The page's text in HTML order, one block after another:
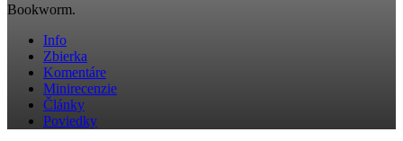
Bookworm.
Info
Zbierka
Komentáre
Minirecenzie
Články
Poviedky